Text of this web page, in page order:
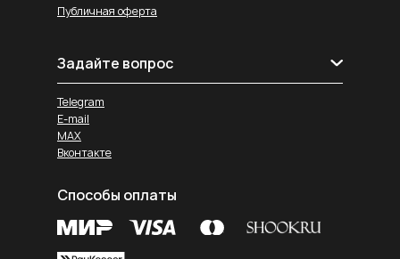
Публичная оферта
Задайте вопрос
Telegram
E-mail
MAX
Вконтакте
Способы оплаты